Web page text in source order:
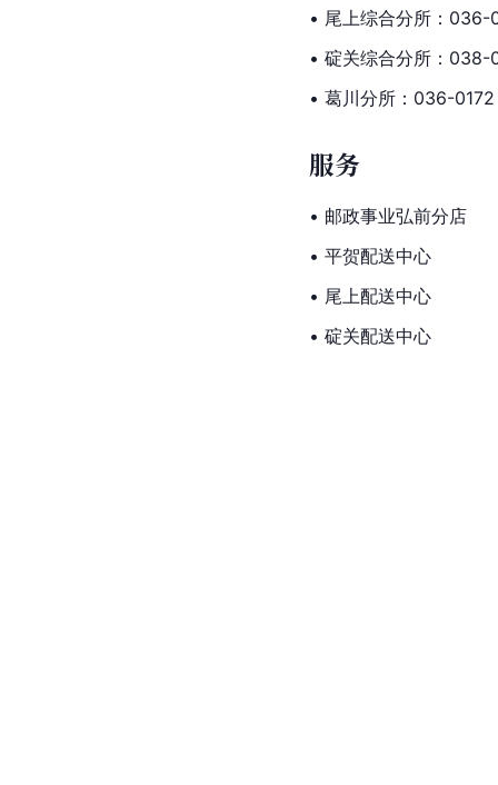
• 尾上综合分所：
• 碇关综合分所：
• 葛川分所：036-
服务
• 邮政事业弘前分店
• 平贺配送中心
• 尾上配送中心
• 碇关配送中心